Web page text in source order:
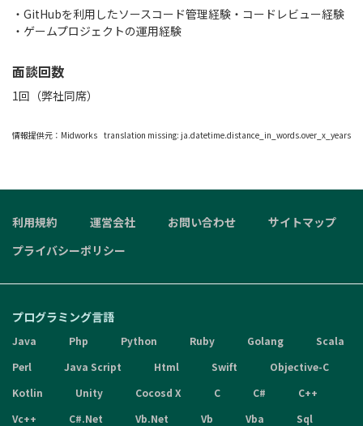
・GitHubを利用したソースコード管理経験・コードレビュー経験
・ゲームプロジェクトの運用経験
面談回数
1回（弊社同席）
情報提供元： Midworks translation missing: ja.datetime.distance_in_words.over_x_years
利用規約 運営会社 お問い合わせ
サイトマップ
プライバシーポリシー
プログラミング言語
Java Php Python Ruby Golang
Scala
Perl
Java Script Html Swift
Objective-C
Kotlin
Unity Cocosd X C C#
C++
Vc++
C#.Net Vb.Net Vb Vba
Sql